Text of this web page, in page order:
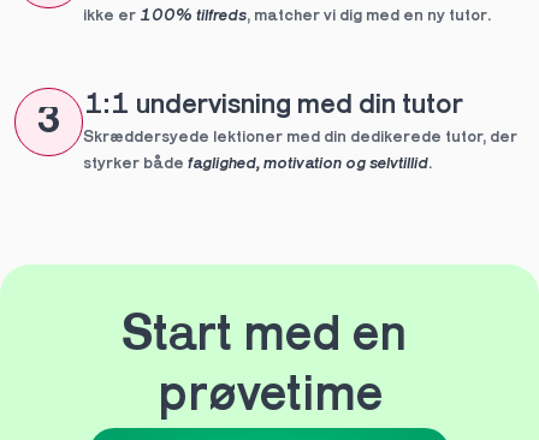
ikke er 100% tilfreds, matcher vi dig med en ny tutor.
3 1:1 undervisning med din tutor
Skræddersyede lektioner med din dedikerede tutor, der
styrker både faglighed, motivation og selvtillid.
Start med en
prøvetime